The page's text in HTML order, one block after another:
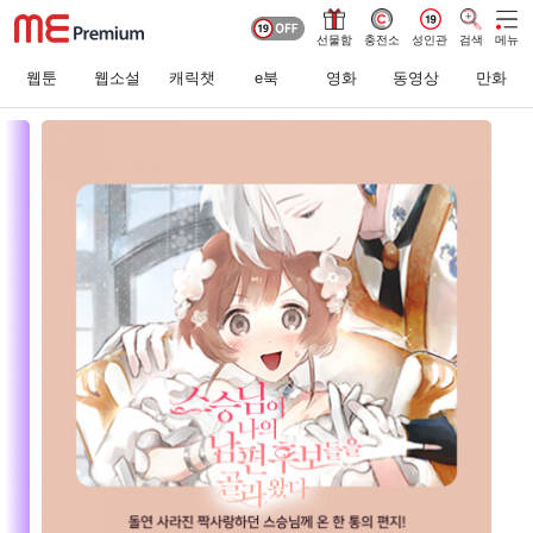
선물함 충전소 성인관 검색 메뉴
웹툰 웹소설 캐릭챗 e북 영화 동영상 만화